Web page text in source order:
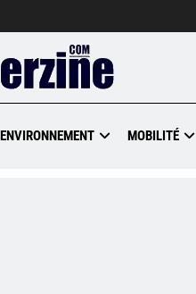
ENVIRONNEMENT MOBILITÉ